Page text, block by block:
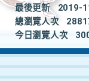
最後更新
2019-
總瀏覽人次
今日瀏覽人次